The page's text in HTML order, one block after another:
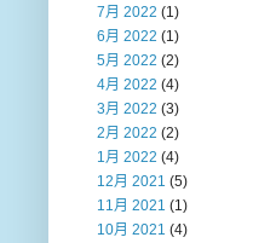
7月 2022 (1)
6月 2022 (1)
5月 2022 (2)
4月 2022 (4)
3月 2022 (3)
2月 2022 (2)
1月 2022 (4)
12月 2021 (5)
11月 2021 (1)
10月 2021 (4)